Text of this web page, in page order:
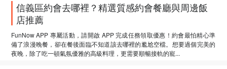
信義區約會去哪裡？精選質感約會餐廳與周邊飯
店推薦
FunNow APP 專屬活動，請開啟 APP 完成任務領取優惠！約會最怕精心準
備了浪漫晚餐，卻在餐後面臨不知道該去哪裡的尷尬空檔。想要過個完美的
夜晚，除了吃一頓氣氛優雅的高級料理，更需要順暢接軌的寵...